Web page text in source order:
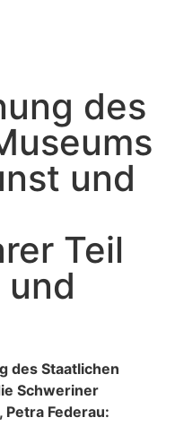
des
und
Teil
des Staatlichen
Schweriner
Federau: